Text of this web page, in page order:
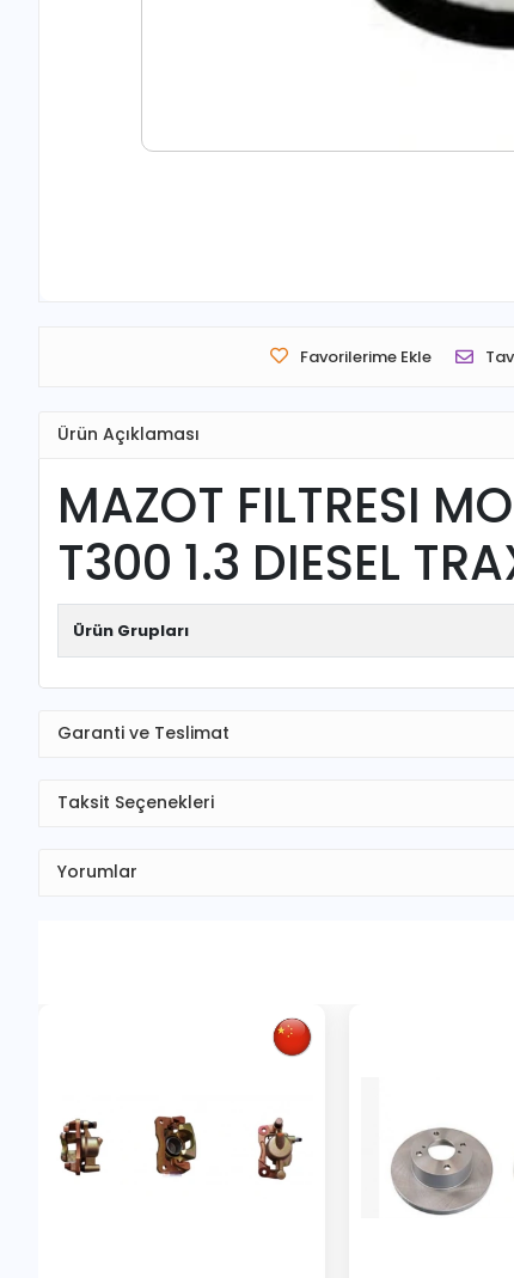
Favorilerime Ekle
Ürün Açıklaması
MAZOT FILTRESI
T300 1.3 DIESEL
Ürün Grupları
Garanti ve Teslimat
Taksit Seçenekleri
Yorumlar